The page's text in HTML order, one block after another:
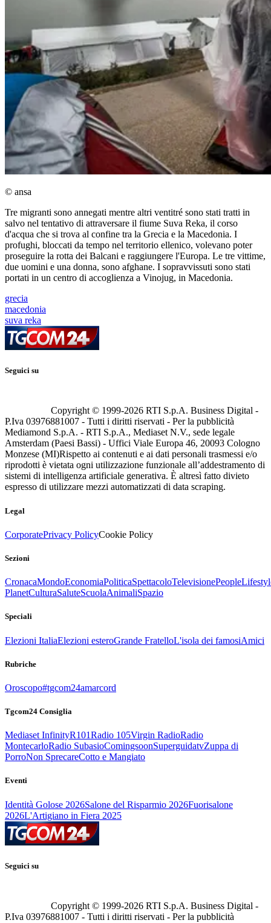
© ansa
Tre migranti sono annegati mentre altri ventitré sono stati tratti in
salvo nel tentativo di attraversare il fiume Suva Reka, il corso
d'acqua che si trova al confine tra la Grecia e la Macedonia. I
profughi, bloccati da tempo nel territorio ellenico, volevano poter
proseguire la rotta dei Balcani e raggiungere l'Europa. Le tre vittime,
due uomini e una donna, sono afghane. I sopravvissuti sono stati
portati in un centro di accoglienza a Vinojug, in Macedonia.
grecia
macedonia
suva reka
Seguici su
Copyright © 1999-2026 RTI S.p.A. Business Digital -
P.Iva 03976881007 - Tutti i diritti riservati - Per la pubblicità
Mediamond S.p.A. - RTI S.p.A., Mediaset N.V., sede legale
Amsterdam (Paesi Bassi) - Uffici Viale Europa 46, 20093 Cologno
Monzese (MI)Rispetto ai contenuti e ai dati personali trasmessi e/o
riprodotti è vietata ogni utilizzazione funzionale all’addestramento di
sistemi di intelligenza artificiale generativa. È altresì fatto divieto
espresso di utilizzare mezzi automatizzati di data scraping.
Legal
CorporatePrivacy PolicyCookie Policy
Sezioni
CronacaMondoEconomiaPoliticaSpettacoloTelevisionePeople
PlanetCulturaSaluteScuolaAnimaliSpazio
Speciali
Elezioni ItaliaElezioni esteroGrande FratelloL'isola dei famosiAmici
Rubriche
Oroscopo#tgcom24amarcord
Tgcom24 Consiglia
Mediaset InfinityR101Radio 105Virgin RadioRadio
MontecarloRadio SubasioComingsoonSuperguidatvZuppa di
PorroNon SprecareCotto e Mangiato
Eventi
Identità Golose 2026Salone del Risparmio 2026Fuorisalone
2026L'Artigiano in Fiera 2025
Seguici su
Copyright © 1999-2026 RTI S.p.A. Business Digital -
P.Iva 03976881007 - Tutti i diritti riservati - Per la pubblicità